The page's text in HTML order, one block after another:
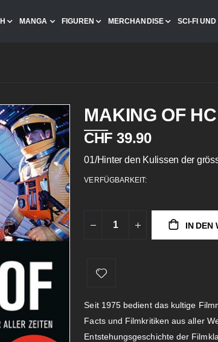
MANGA FIGUREN MERCHANDISE SCI-FI
MAKING OF
CHF 39.90
01/Hinter den Kulissen der
VERFÜGBARKEIT:
IN DEN
Seit 1975 bedient das kultige
Facts und Filmkritiken aus aller
Entstehungsgeschichte der